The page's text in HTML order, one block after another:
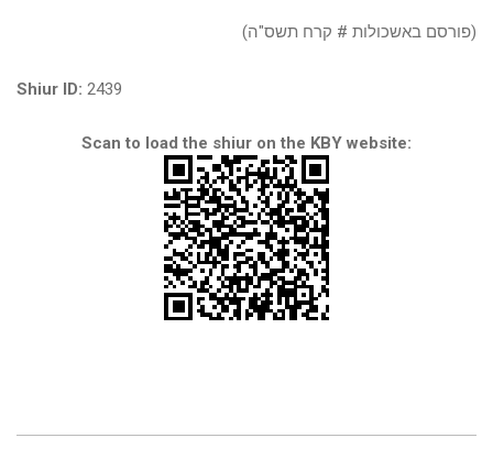
(פורסם באשכולות # קרח תשס"ה)
Shiur ID: 2439
Scan to load the shiur on the KBY website: